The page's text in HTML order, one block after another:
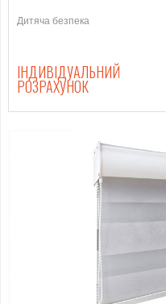
Дитяча безпека
ІНДИВІДУАЛЬНИЙ
РОЗРАХУНОК